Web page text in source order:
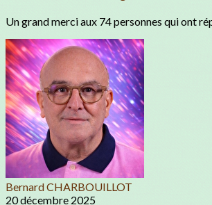
Un grand merci aux 74 personnes qui ont
Bernard CHARBOUILLOT
20 décembre 2025